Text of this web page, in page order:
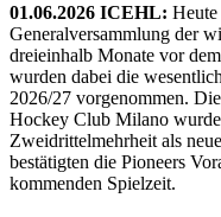
01.06.2026 ICEHL:
Generalversammlung der
dreieinhalb Monate vor
wurden dabei die
2026/27 vorgenommen.
Hockey Club Milano
Zweidrittelmehrheit als
bestätigten die Pioneers
kommenden Spielzeit.